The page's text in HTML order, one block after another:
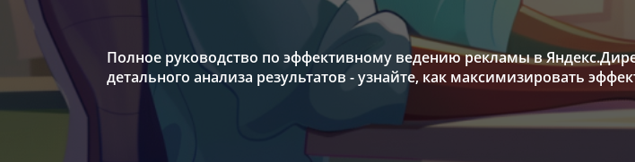
Полное руководство по эффективному ведению рекламы в
детального анализа результатов - узнайте, как максимизировать